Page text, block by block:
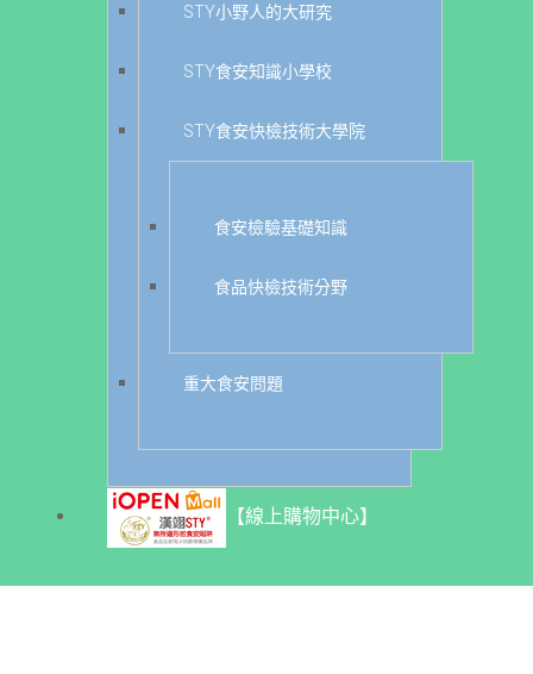
STY小野人的大研究
STY食安知識小學校
STY食安快檢技術大學院
食安檢驗基礎知識
食品快檢技術分野
重大食安問題
【線上購物中心】